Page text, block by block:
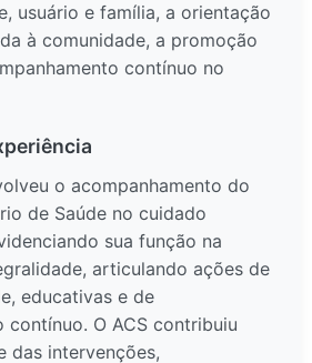
usuário e família, a orientação
à comunidade, a promoção
contínuo no
o acompanhamento do
de Saúde no cuidado
sua função na
articulando ações de
educativas e de
contínuo. O ACS contribuiu
das intervenções,